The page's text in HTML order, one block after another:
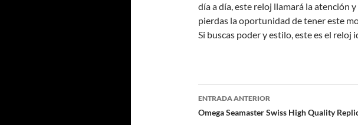
día a día, este reloj llamará la atención
pierdas la oportunidad de tener este
Si buscas poder y estilo, este es el reloj
Navegación
de
ENTRADA ANTERIOR
Omega Seamaster Swiss High Quality